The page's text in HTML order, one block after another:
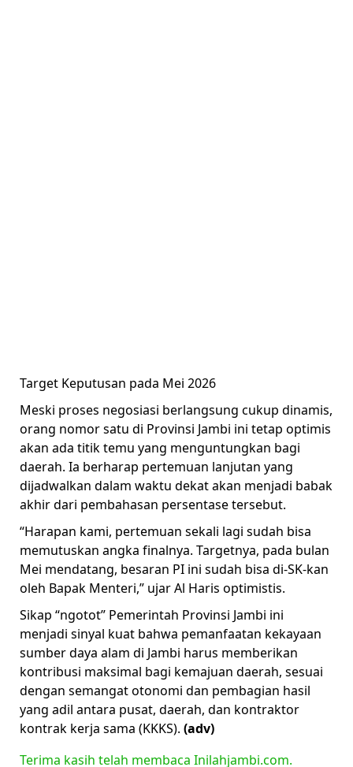
Target Keputusan pada Mei 2026
Meski proses negosiasi berlangsung cukup dinamis,
orang nomor satu di Provinsi Jambi ini tetap optimis
akan ada titik temu yang menguntungkan bagi
daerah. Ia berharap pertemuan lanjutan yang
dijadwalkan dalam waktu dekat akan menjadi babak
akhir dari pembahasan persentase tersebut.
“Harapan kami, pertemuan sekali lagi sudah bisa
memutuskan angka finalnya. Targetnya, pada bulan
Mei mendatang, besaran PI ini sudah bisa di-SK-kan
oleh Bapak Menteri,” ujar Al Haris optimistis.
Sikap “ngotot” Pemerintah Provinsi Jambi ini
menjadi sinyal kuat bahwa pemanfaatan kekayaan
sumber daya alam di Jambi harus memberikan
kontribusi maksimal bagi kemajuan daerah, sesuai
dengan semangat otonomi dan pembagian hasil
yang adil antara pusat, daerah, dan kontraktor
kontrak kerja sama (KKKS). (adv)
Terima kasih telah membaca Inilahjambi.com.